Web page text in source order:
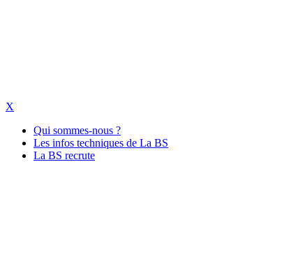
X
Qui sommes-nous ?
Les infos techniques de La BS
La BS recrute